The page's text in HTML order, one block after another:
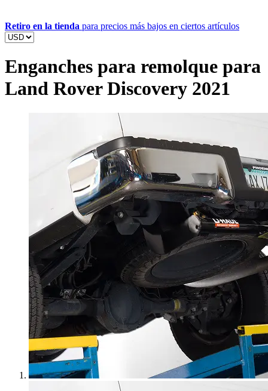
Retiro en la tienda para precios más bajos en ciertos artículos
Enganches para remolque para
Land Rover Discovery 2021